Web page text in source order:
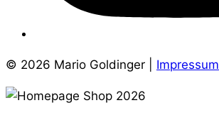
© 2026 Mario Goldinger | Impressum